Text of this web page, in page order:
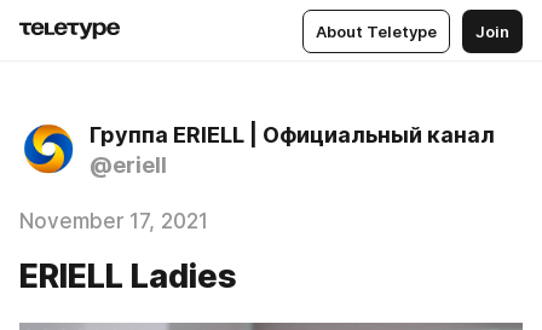
About Teletype Join
Группа ERIELL | Официальный канал
@eriell
November 17, 2021
ERIELL Ladies